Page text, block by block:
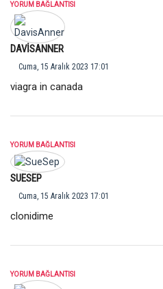
YORUM BAĞLANTISI
DAVISANNER
Cuma, 15 Aralık 2023 17:01
viagra in canada
YORUM BAĞLANTISI
SUESEP
Cuma, 15 Aralık 2023 17:01
clonidime
YORUM BAĞLANTISI